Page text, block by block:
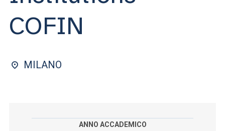
SEI UN DOCENTE O UN MEMBRO DELLO STAFF
COFIN
MILANO
ANNO ACCADEMICO